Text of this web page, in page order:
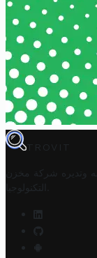
TROVIT
وتديره
شركة مخزن
التكنولوجيا